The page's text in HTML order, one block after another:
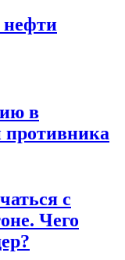
нефти
в
противника
с
Чего